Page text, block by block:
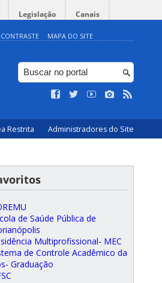
Legislação Canais
MAPA DO SITE
Restrita Administradores do Site
2018.
de Saúde Pública de
Multiprofissional- MEC
de Controle Acadêmico da
Graduação